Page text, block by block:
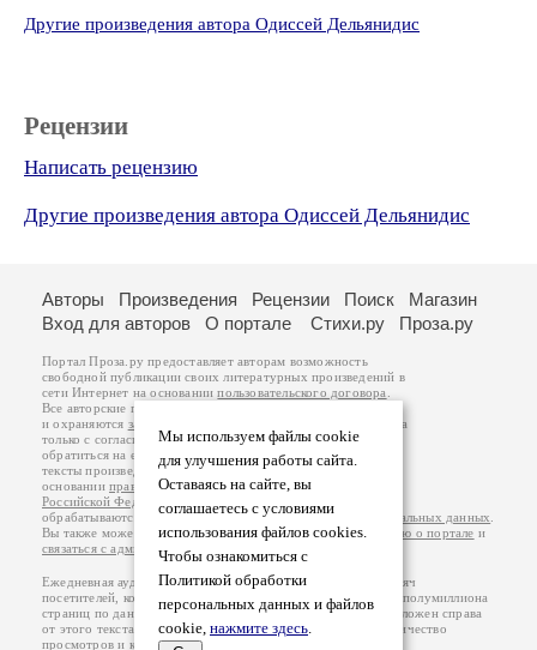
Другие произведения автора Одиссей Дельянидис
Рецензии
Написать рецензию
Другие произведения автора Одиссей Дельянидис
Мы используем файлы cookie
для улучшения работы сайта.
Оставаясь на сайте, вы
соглашаетесь с условиями
использования файлов cookies.
Чтобы ознакомиться с
Политикой обработки
персональных данных и файлов
cookie, нажмите здесь.
Авторы Произведения Рецензии Поиск
Магазин
Вход для авторов
О портале Стихи.ру Проза.ру
Портал Проза.ру предоставляет авторам возможность
свободной публикации своих литературных произведений в
сети Интернет на основаниипользовательского договора
Все авторские права на произведения принадлежат авторам
и охраняются законом
. Перепечатка произведений возможна
только с согласия его автора, к которому вы можете
обратиться на его авторской странице. Ответственность за
тексты произведений авторы несут самостоятельно на
основанииправил публикацииизаконодательства
Российской Федерации
обрабатываются на основанииПолитики обработки персональных данных
Вы также можете посмотреть более подробнуюинформацию о портале и
связаться с администрацией
Ежедневная аудитория портала Проза.ру – порядка 100 тысяч
посетителей, которые в общей сумме просматривают более полумиллиона
страниц по данным счетчика посещаемости, который расположен справа
от этого текста. В каждой графе указано по две цифры: количество
просмотров и количество посетителей.